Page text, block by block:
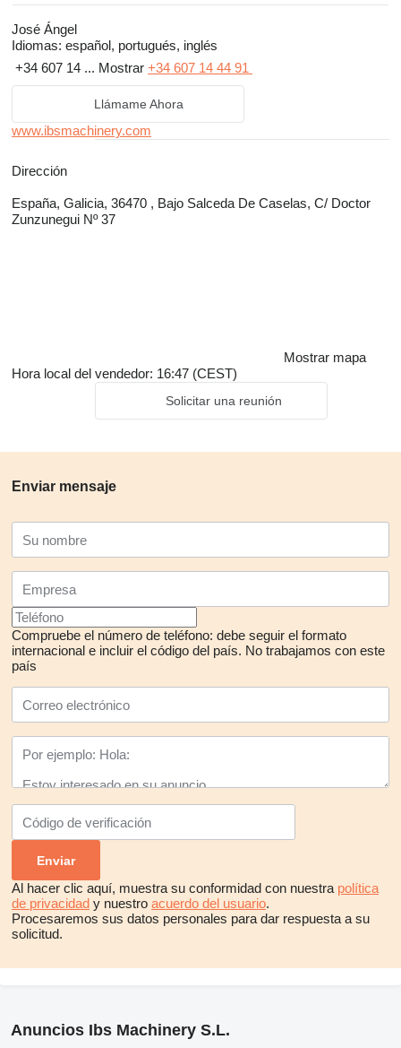
José Ángel
Idiomas: español, portugués, inglés
+34 607 14 ... Mostrar +34 607 14 44 91
Llámame Ahora
www.ibsmachinery.com
Dirección
España, Galicia, 36470 , Bajo Salceda De Caselas, C/ Doctor
Zunzunegui Nº 37
Mostrar mapa
Hora local del vendedor: 16:47 (CEST)
Solicitar una reunión
Enviar mensaje
Compruebe el número de teléfono: debe seguir el formato
internacional e incluir el código del país. No trabajamos con este
país
Al hacer clic aquí, muestra su conformidad con nuestra política
de privacidad y nuestro acuerdo del usuario.
Procesaremos sus datos personales para dar respuesta a su
solicitud.
Anuncios Ibs Machinery S.L.